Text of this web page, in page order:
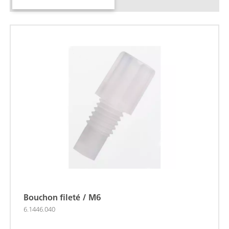
Bouchon fileté / M6
6.1446.040